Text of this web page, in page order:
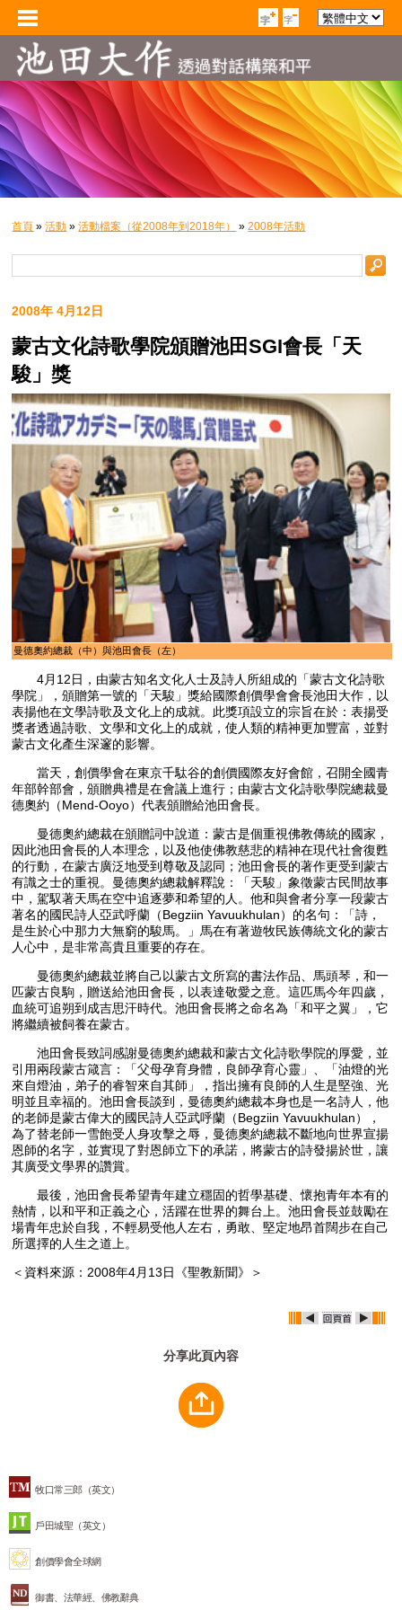
牧口常三郎（英文）
戶田城聖（英文）
創價學會全球網
御書、法華經、佛教辭典
首頁 »活動 »活動檔案（從2008年到2018年） »2008年活動
2008年 4月12日
蒙古文化詩歌學院頒贈池田SGI會長「天
駿」獎
曼德奧約總裁（中）與池田會長（左）
4月12日，由蒙古知名文化人士及詩人所組成的「蒙古文化詩歌
學院」，頒贈第一號的「天駿」獎給國際創價學會會長池田大作，以
表揚他在文學詩歌及文化上的成就。此獎項設立的宗旨在於：表揚受
獎者透過詩歌、文學和文化上的成就，使人類的精神更加豐富，並對
蒙古文化產生深邃的影響。
當天，創價學會在東京千駄谷的創價國際友好會館，召開全國青
年部幹部會，頒贈典禮是在會議上進行；由蒙古文化詩歌學院總裁曼
德奧約（Mend-Ooyo）代表頒贈給池田會長。
曼德奧約總裁在頒贈詞中說道：蒙古是個重視佛教傳統的國家，
因此池田會長的人本理念，以及他使佛教慈悲的精神在現代社會復甦
的行動，在蒙古廣泛地受到尊敬及認同；池田會長的著作更受到蒙古
有識之士的重視。曼德奧約總裁解釋說：「天駿」象徵蒙古民間故事
中，駕馭著天馬在空中追逐夢和希望的人。他和與會者分享一段蒙古
著名的國民詩人亞武呼蘭（Begziin Yavuukhulan）的名句：「詩，
是生於心中那力大無窮的駿馬。」馬在有著遊牧民族傳統文化的蒙古
人心中，是非常高貴且重要的存在。
曼德奧約總裁並將自己以蒙古文所寫的書法作品、馬頭琴，和一
匹蒙古良駒，贈送給池田會長，以表達敬愛之意。這匹馬今年四歲，
血統可追朔到成吉思汗時代。池田會長將之命名為「和平之翼」，它
將繼續被飼養在蒙古。
池田會長致詞感謝曼德奧約總裁和蒙古文化詩歌學院的厚愛，並
引用兩段蒙古箴言：「父母孕育身體，良師孕育心靈」、「油燈的光
來自燈油，弟子的睿智來自其師」，指出擁有良師的人生是堅強、光
明並且幸福的。池田會長談到，曼德奧約總裁本身也是一名詩人，他
的老師是蒙古偉大的國民詩人亞武呼蘭（Begziin Yavuukhulan），
為了替老師一雪飽受人身攻擊之辱，曼德奧約總裁不斷地向世界宣揚
恩師的名字，並實現了對恩師立下的承諾，將蒙古的詩發揚於世，讓
其廣受文學界的讚賞。
最後，池田會長希望青年建立穩固的哲學基礎、懷抱青年本有的
熱情，以和平和正義之心，活躍在世界的舞台上。池田會長並鼓勵在
場青年忠於自我，不輕易受他人左右，勇敢、堅定地昂首闊步在自己
所選擇的人生之道上。
＜資料來源：2008年4月13日《聖教新聞》＞
分享此頁內容